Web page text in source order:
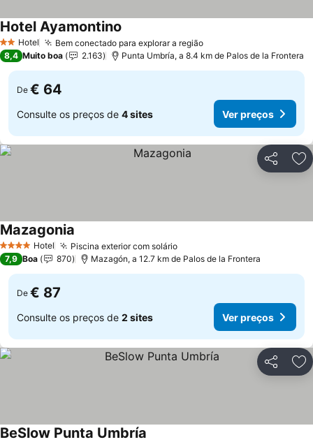
2 Estrelas
Hotel Bem conectado para explorar a região
Hotel Ayamontino
8,4 Muito boa 2.163 Punta Umbría, a 8.4 km de Palos de la Frontera
De € 64
Consulte os preços de 4 sites Ver preços
Partilhar
4 EstrelasHotel Piscina exterior com solário
Mazagonia
7,9 Boa 870 Mazagón, a 12.7 km de Palos de la Frontera
De € 87
Consulte os preços de 2 sites Ver preços
Partilhar
BeSlow Punta Umbría